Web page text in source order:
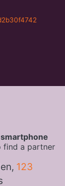
find a partner
123